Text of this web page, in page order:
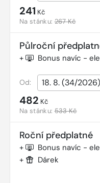
241 Kč
Na stánku:267 Kč
Půlroční
+ Bonus navíc -
Od:
482 Kč
Na stánku:533 Kč
Roční předplatné
+ Bonus navíc -
+ Dárek